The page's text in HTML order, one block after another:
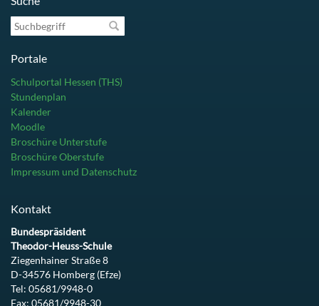
Suchbegriff
Portale
Schulportal Hessen (THS)
Stundenplan
Kalender
Moodle
Broschüre Unterstufe
Broschüre Oberstufe
Impressum und Datenschutz
Kontakt
Bundespräsident
Theodor-Heuss-Schule
Ziegenhainer Straße 8
D-34576 Homberg (Efze)
Tel: 05681/9948-0
Fax: 05681/9948-30